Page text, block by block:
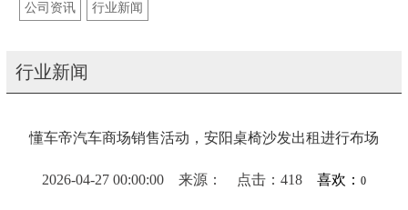
公司资讯 行业新闻
行业新闻
懂车帝汽车商场销售活动，安阳桌椅沙发出租进行布场
2026-04-27 00:00:00 来源： 点击：418 喜欢： 0